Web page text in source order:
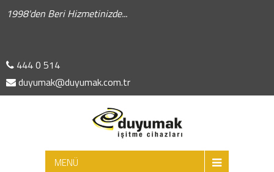
1998'den Beri Hizmetinizde...
444 0 514
duyumak@duyumak.com.tr
MENÜ